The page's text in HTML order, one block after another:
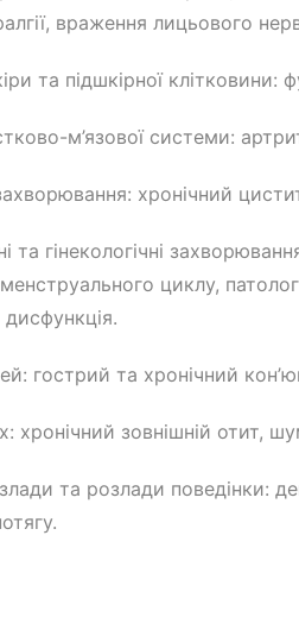
враження лицьового
та підшкірної клітковини:
м’язової системи:
хронічний
та гінекологічні
циклу,
гострий та хронічний
хронічний зовнішній отит,
та розлади поведінки: